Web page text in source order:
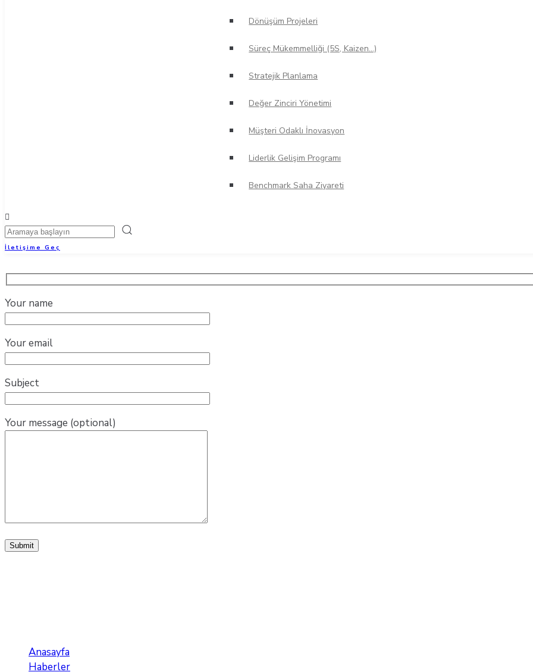
Dönüşüm Projeleri
Süreç Mükemmelliği (5S, Kaizen…)
Stratejik Planlama
Değer Zinciri Yönetimi
Müşteri Odaklı İnovasyon
Liderlik Gelişim Programı
Benchmark Saha Ziyareti
İletişime Geç
Your name
Your email
Subject
Your message (optional)
Anasayfa
Haberler